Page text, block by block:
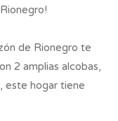
de Rionegro te
2 amplias alcobas,
este hogar tiene